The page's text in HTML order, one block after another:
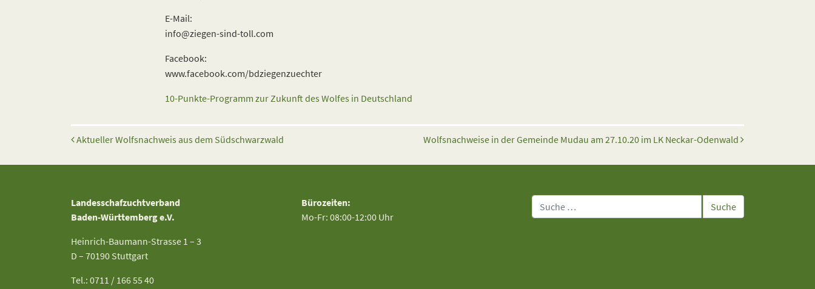
E-Mail:
info@ziegen-sind-toll.com
Facebook:
www.facebook.com/bdziegenzuechter
10-Punkte-Programm zur Zukunft des Wolfes in Deutschland
Beitrags-Navigation
Aktueller Wolfsnachweis aus dem Südschwarzwald Wolfsnachweise in der Gemeinde Mudau am 27.10.20 im LK Neckar-Odenwald
Landesschafzuchtverband
Baden-Württemberg e.V.
Heinrich-Baumann-Strasse 1 – 3
D – 70190 Stuttgart
Tel.: 0711 / 166 55 40
Bürozeiten:
Mo-Fr: 08:00-12:00 Uhr
Suche